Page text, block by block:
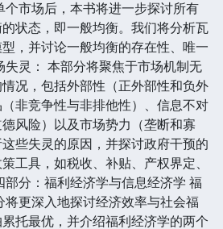
个市场后，本书将进一步探讨所有
状态，即一般均衡。我们将分析瓦
，并讨论一般均衡的存在性、唯一
失灵： 本部分将聚焦于市场机制无
况，包括外部性（正外部性和负外
非竞争性与非排他性）、信息不对
风险）以及市场势力（垄断和寡
些失灵的原因，并探讨政府干预的
工具，如税收、补贴、产权界定、
部分：福利经济学与信息经济学 福
将更深入地探讨经济效率与社会福
托最优，并介绍福利经济学的两个